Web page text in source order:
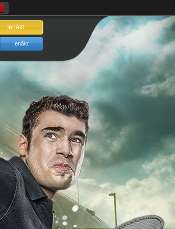
Ienākt
Ienākt